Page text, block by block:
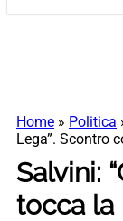
Home » Politica
Lega”. Scontro
Salvini:
tocca la